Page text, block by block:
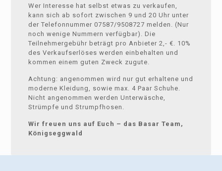
Wer Interesse hat selbst etwas zu verkaufen,
kann sich ab sofort zwischen 9 und 20 Uhr unter
der Telefonnummer 07587/9508727 melden. (Nur
noch wenige Nummern verfügbar). Die
Teilnehmergebühr beträgt pro Anbieter 2,- €. 10%
des Verkaufserlöses werden einbehalten und
kommen einem guten Zweck zugute.
Achtung: angenommen wird nur gut erhaltene und
moderne Kleidung, sowie max. 4 Paar Schuhe.
Nicht angenommen werden Unterwäsche,
Strümpfe und Strumpfhosen.
Wir freuen uns auf Euch – das Basar Team,
Königseggwald